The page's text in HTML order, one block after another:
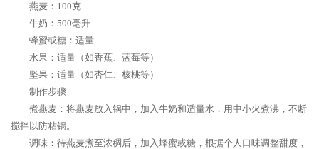
燕麦：100克
牛奶：500毫升
蜂蜜或糖：适量
水果：适量（如香蕉、蓝莓等）
坚果：适量（如杏仁、核桃等）
制作步骤
煮燕麦：将燕麦放入锅中，加入牛奶和适量水，用中小火煮沸，不断
搅拌以防粘锅。
调味：待燕麦煮至浓稠后，加入蜂蜜或糖，根据个人口味调整甜度，